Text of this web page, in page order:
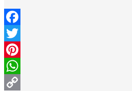
Facebook
Twitter
Pinterest
WhatsApp